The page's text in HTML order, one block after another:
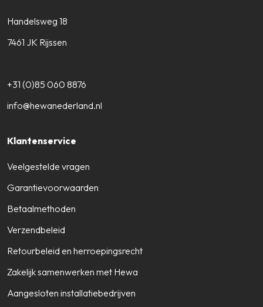
Handelsweg 18
7461 JK Rijssen
+31 (0)85 060 8876
info@hewanederland.nl
Klantenservice
Veelgestelde vragen
Garantievoorwaarden
Betaalmethoden
Verzendbeleid
Retourbeleid en herroepingsrecht
Zakelijk samenwerken met Hewa
Aangesloten installatiebedrijven